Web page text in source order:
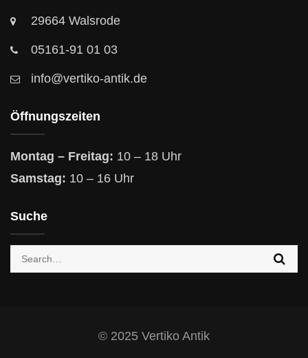
29664 Walsrode
05161-91 01 03
info@vertiko-antik.de
Öffnungszeiten
Montag – Freitag: 10 – 18 Uhr
Samstag: 10 – 16 Uhr
Suche
Search
for:
© 2025 Vertiko Antik